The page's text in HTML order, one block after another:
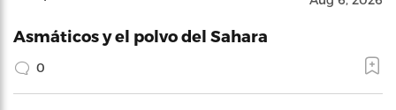
Asmáticos y el polvo del Sahara
0